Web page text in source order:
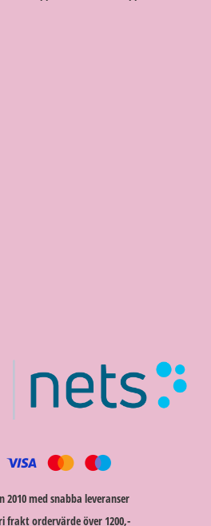
med snabba leveranser
frakt ordervärde över 1200,-